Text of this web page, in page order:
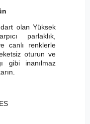
olan Yüksek
parlaklık,
canlı renklerle
oturun ve
gibi inanılmaz